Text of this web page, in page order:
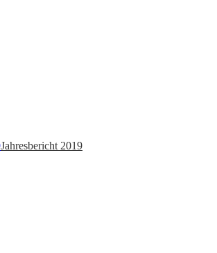
Jahresbericht 2019